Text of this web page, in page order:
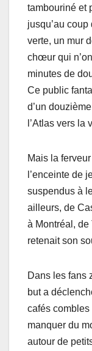
tambouriné et
jusqu’au
verte, un mur
chœur qui
minutes de
Ce public
d’un
l’Atlas vers la
Mais la
l’enceinte de
suspendus à
ailleurs, de
à Montréal, de
retenait son
Dans les fans
but a
cafés combles
manquer du
autour de